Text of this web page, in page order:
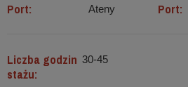
Port: Ateny Port:
Liczba godzin
stażu:
30-45